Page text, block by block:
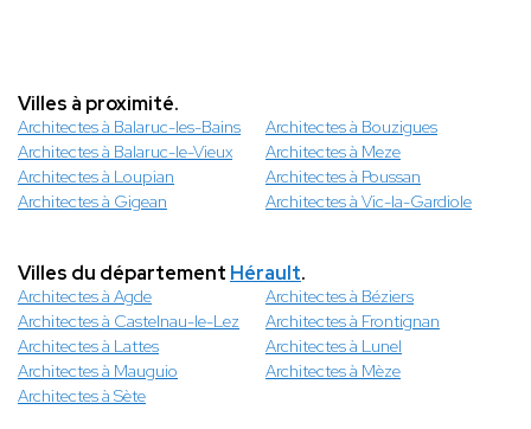
Villes à proximité.
Architectes à Balaruc-les-Bains
Architectes à Bouzigues
Architectes à Balaruc-le-Vieux
Architectes à Meze
Architectes à Loupian
Architectes à Poussan
Architectes à Gigean
Architectes à Vic-la-Gardiole
Villes du département Hérault.
Architectes à Agde
Architectes à Béziers
Architectes à Castelnau-le-Lez
Architectes à Frontignan
Architectes à Lattes
Architectes à Lunel
Architectes à Mauguio
Architectes à Mèze
Architectes à Sète